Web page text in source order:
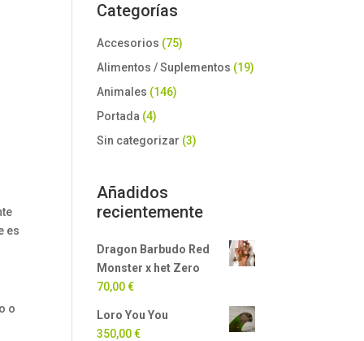
es
o
Categorías
Accesorios (75)
Alimentos / Suplementos (19)
Animales (146)
Portada (4)
Sin categorizar (3)
Añadidos
recientemente
Dragon Barbudo Red
Monster x het Zero
70,00€
Loro You You
350,00€